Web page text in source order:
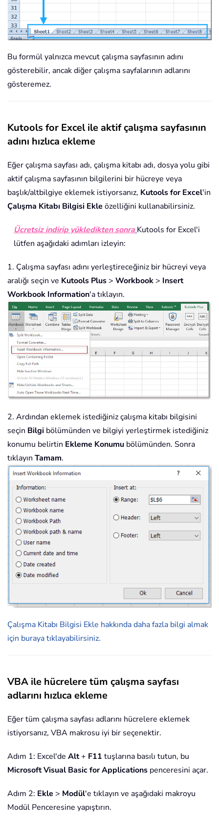
Bu formül yalnızca mevcut çalışma sayfasının adını
gösterebilir, ancak diğer çalışma sayfalarının adlarını
gösteremez.
Kutools for Excel ile aktif çalışma sayfasının
adını hızlıca ekleme
Eğer çalışma sayfası adı, çalışma kitabı adı, dosya yolu gibi
aktif çalışma sayfasının bilgilerini bir hücreye veya
başlık/altbilgiye eklemek istiyorsanız, Kutools for Excel'in
Çalışma Kitabı Bilgisi Ekle özelliğini kullanabilirsiniz.
Ücretsiz indirip yükledikten sonra Kutools for Excel'i
lütfen aşağıdaki adımları izleyin:
1. Çalışma sayfası adını yerleştireceğiniz bir hücreyi veya
aralığı seçin ve Kutools Plus > Workbook > Insert
Workbook Information'a tıklayın.
2. Ardından eklemek istediğiniz çalışma kitabı bilgisini
seçin Bilgi bölümünden ve bilgiyi yerleştirmek istediğiniz
konumu belirtin Ekleme Konumu bölümünden. Sonra
tıklayın Tamam.
Çalışma Kitabı Bilgisi Ekle hakkında daha fazla bilgi almak
için buraya tıklayabilirsiniz.
VBA ile hücrelere tüm çalışma sayfası
adlarını hızlıca ekleme
Eğer tüm çalışma sayfası adlarını hücrelere eklemek
istiyorsanız, VBA makrosu iyi bir seçenektir.
Adım 1: Excel'de Alt+ F11 tuşlarına basılı tutun, bu
Microsoft Visual Basic for Applications penceresini açar.
Adım 2: Ekle > Modül'e tıklayın ve aşağıdaki makroyu
Modül Penceresine yapıştırın.